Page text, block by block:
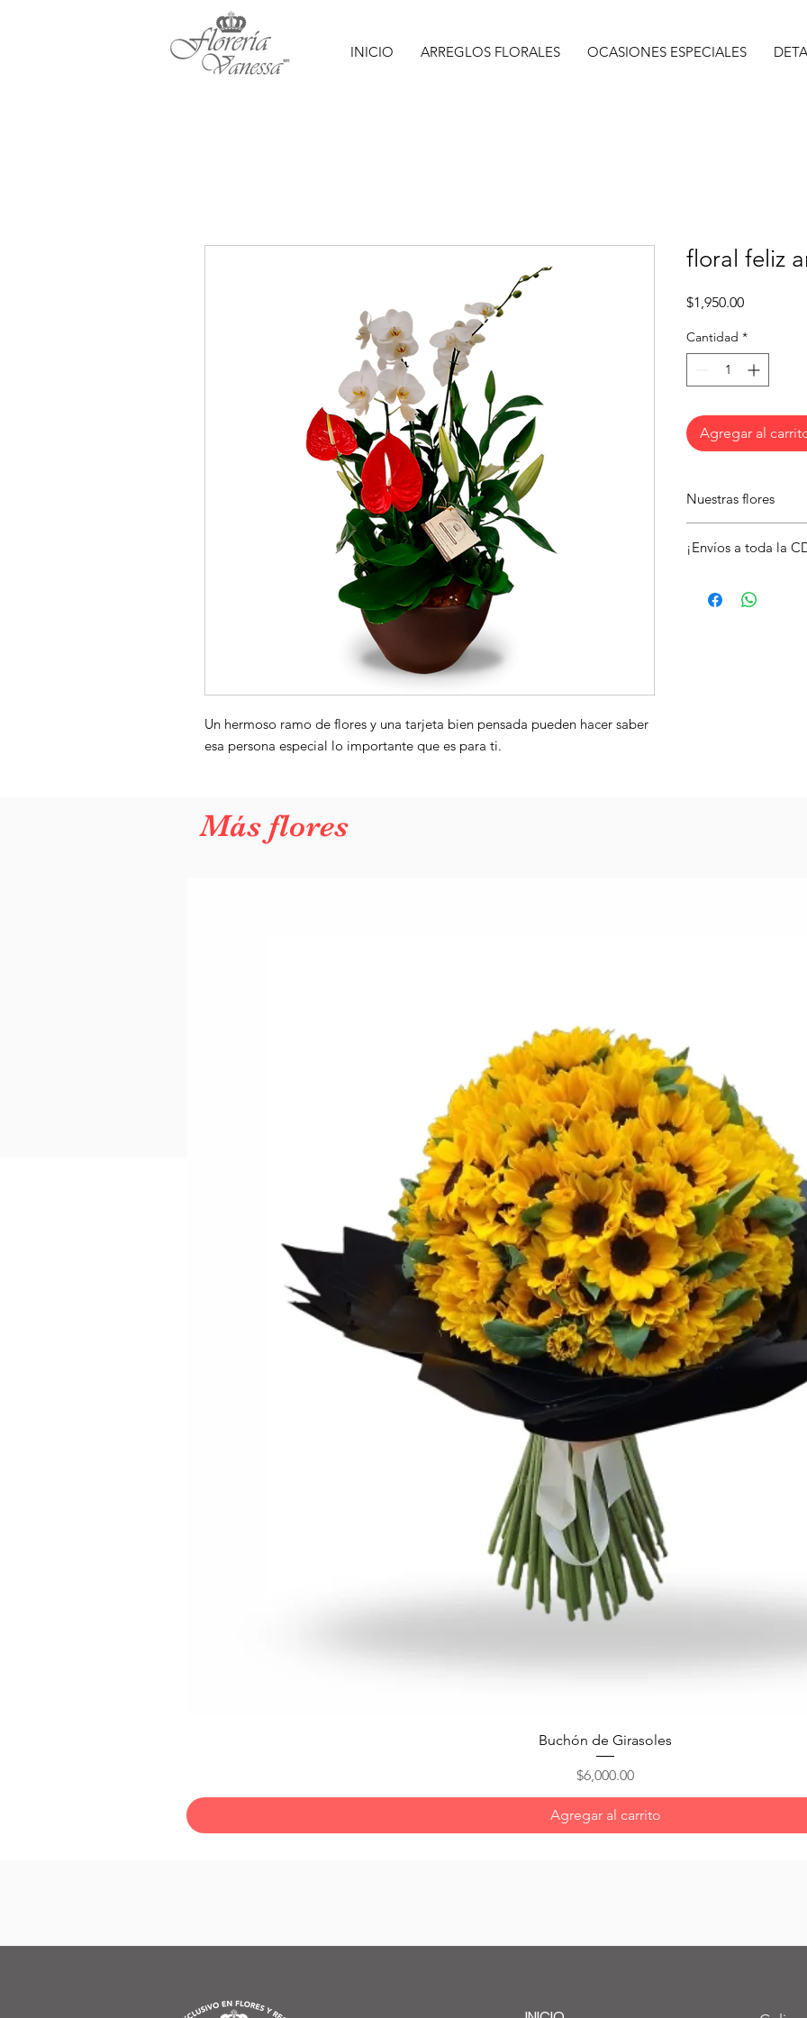
INICIO ARREGLOS FLORALES OCASIONES ESPECIALES
Un hermoso ramo de flores y una tarjeta bien pensada pueden hacer saber
esa persona especial lo importante que es para ti.
floral feliz
$1,950.00Precio
Cantidad *
Agregar al
Nuestras flores
suaves pétalos y su
¡Envíos a toda la
alegra el día de
Más flores
Vista rápida
Buchón de Girasoles
Precio
$6,000.00
Agregar al carrito